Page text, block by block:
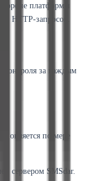
платформы
HTTP-запросов.
контроля за каждым
по мере
сервером SMSdar.